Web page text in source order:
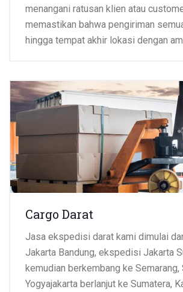
menangani ratusan klien atau
memastikan bahwa pengiriman
hingga tempat akhir lokasi dengan
Cargo Darat
Jasa ekspedisi darat kami dimulai
Jakarta Bandung, ekspedisi Jakarta
kemudian berkembang ke Semarang,
Yogyajakarta berlanjut ke Sumatera,